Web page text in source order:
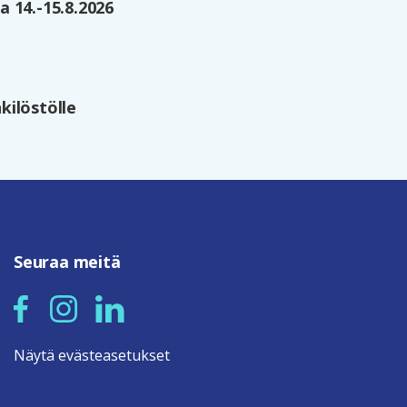
15.8.2026
Seuraa meitä
Näytä evästeasetukset